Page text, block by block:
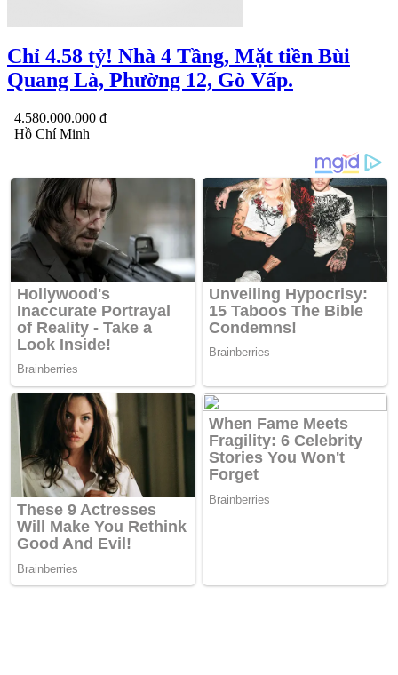
Chỉ 4.58 tỷ! Nhà 4 Tầng, Mặt tiền Bùi
Quang Là, Phường 12, Gò Vấp.
4.580.000.000 đ
Hồ Chí Minh